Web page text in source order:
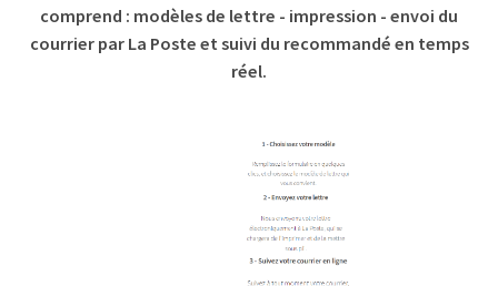
comprend : modèles de lettre - impression - envoi du
courrier par La Poste et suivi du recommandé en temps
réel.